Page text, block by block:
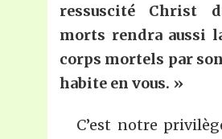
ressuscité Christ
morts rendra aussi
corps mortels par
habite en vous. »
C’est notre